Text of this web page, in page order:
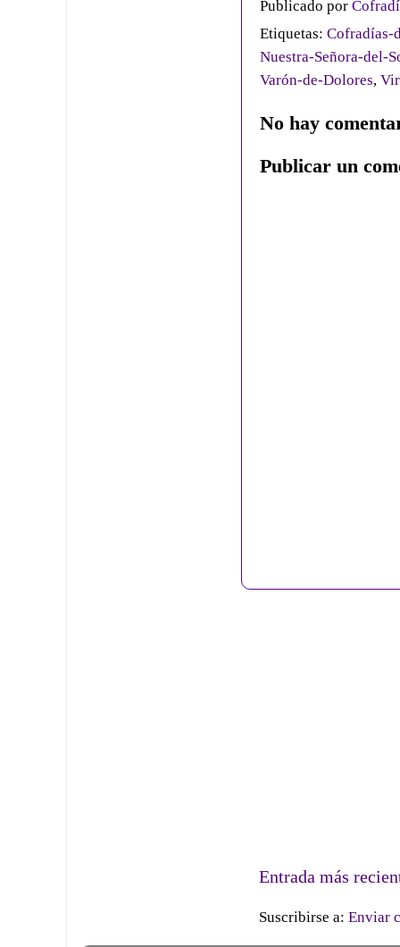
Publicado por
Etiquetas: Cofradías-
Nuestra-Señora-del-
Varón-de-Dolores,
No hay
Publicar un
Entrada más
Suscribirse a: Enviar